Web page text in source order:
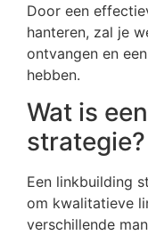
Door een
hanteren, zal je
ontvangen en
hebben.
Wat is
strategie?
Een linkbuilding
om kwalitatieve
verschillende